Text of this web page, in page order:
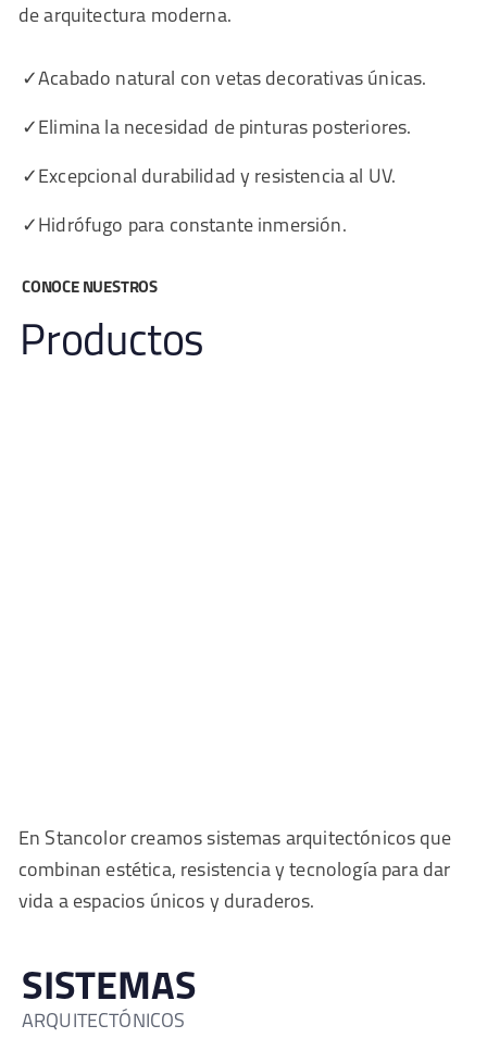
de arquitectura moderna.
✓Acabado natural con vetas decorativas únicas.
✓Elimina la necesidad de pinturas posteriores.
✓Excepcional durabilidad y resistencia al UV.
✓Hidrófugo para constante inmersión.
CONOCE NUESTROS
Productos
En Stancolor creamos sistemas arquitectónicos que
combinan estética, resistencia y tecnología para dar
vida a espacios únicos y duraderos.
SISTEMAS
ARQUITECTÓNICOS